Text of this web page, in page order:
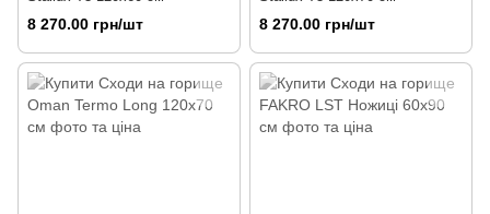
8 270.00 грн/шт 8 270.00 грн/шт